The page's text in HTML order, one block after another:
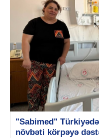
"Sabimed"
növbəti körpəyə